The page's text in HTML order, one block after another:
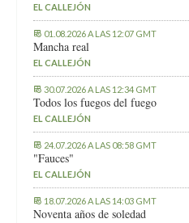
EL CALLEJÓN
01.08.2026 A LAS 12:07 GMT
Mancha real
EL CALLEJÓN
30.07.2026 A LAS 12:34 GMT
Todos los fuegos del fuego
EL CALLEJÓN
24.07.2026 A LAS 08:58 GMT
"Fauces"
EL CALLEJÓN
18.07.2026 A LAS 14:03 GMT
Noventa años de soledad